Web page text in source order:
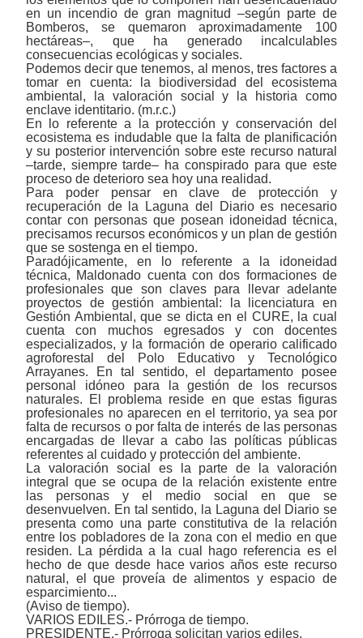
en un incendio de gran magnitud ‒según parte de
Bomberos, se quemaron aproximadamente 100
hectáreas‒, que ha generado incalculables
consecuencias ecológicas y sociales.
Podemos decir que tenemos, al menos, tres factores a
tomar en cuenta: la biodiversidad del ecosistema
ambiental, la valoración social y la historia como
enclave identitario. (m.r.c.)
En lo referente a la protección y conservación del
ecosistema es indudable que la falta de planificación
y su posterior intervención sobre este recurso natural
‒tarde, siempre tarde‒ ha conspirado para que este
proceso de deterioro sea hoy una realidad.
Para poder pensar en clave de protección y
recuperación de la Laguna del Diario es necesario
contar con personas que posean idoneidad técnica,
precisamos recursos económicos y un plan de gestión
que se sostenga en el tiempo.
Paradójicamente, en lo referente a la idoneidad
técnica, Maldonado cuenta con dos formaciones de
profesionales que son claves para llevar adelante
proyectos de gestión ambiental: la licenciatura en
Gestión Ambiental, que se dicta en el CURE, la cual
cuenta con muchos egresados y con docentes
especializados, y la formación de operario calificado
agroforestal del Polo Educativo y Tecnológico
Arrayanes. En tal sentido, el departamento posee
personal idóneo para la gestión de los recursos
naturales. El problema reside en que estas figuras
profesionales no aparecen en el territorio, ya sea por
falta de recursos o por falta de interés de las personas
encargadas de llevar a cabo las políticas públicas
referentes al cuidado y protección del ambiente.
La valoración social es la parte de la valoración
integral que se ocupa de la relación existente entre
las personas y el medio social en que se
desenvuelven. En tal sentido, la Laguna del Diario se
presenta como una parte constitutiva de la relación
entre los pobladores de la zona con el medio en que
residen. La pérdida a la cual hago referencia es el
hecho de que desde hace varios años este recurso
natural, el que proveía de alimentos y espacio de
esparcimiento...
(Aviso de tiempo).
VARIOS EDILES.- Prórroga de tiempo.
PRESIDENTE.- Prórroga solicitan varios ediles.